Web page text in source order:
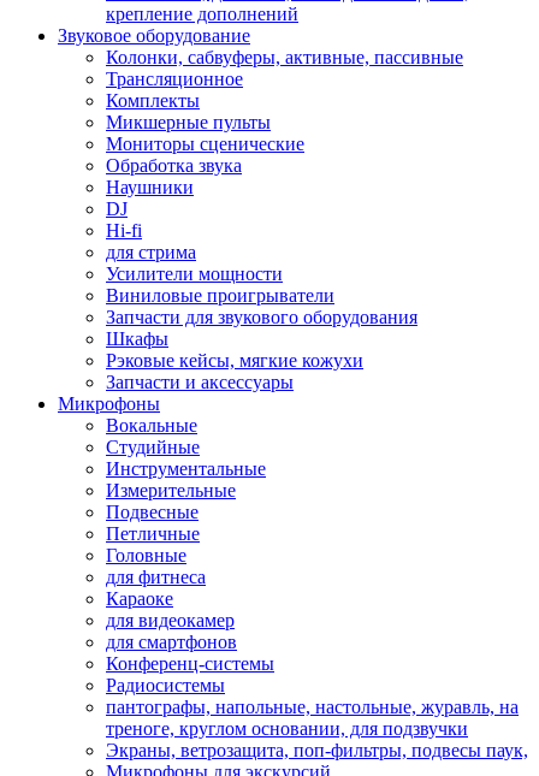
крепление дополнений
Звуковое оборудование
Колонки, сабвуферы, активные, пассивные
Трансляционное
Комплекты
Микшерные пульты
Мониторы сценические
Обработка звука
Наушники
DJ
Hi-fi
для стрима
Усилители мощности
Виниловые проигрыватели
Запчасти для звукового оборудования
Шкафы
Рэковые кейсы, мягкие кожухи
Запчасти и аксессуары
Микрофоны
Вокальные
Студийные
Инструментальные
Измерительные
Подвесные
Петличные
Головные
для фитнеса
Караоке
для видеокамер
для смартфонов
Конференц-системы
Радиосистемы
пантографы, напольные, настольные, журавль, на
треноге, круглом основании, для подзвучки
Экраны, ветрозащита, поп-фильтры, подвесы паук,
Микрофоны для экскурсий